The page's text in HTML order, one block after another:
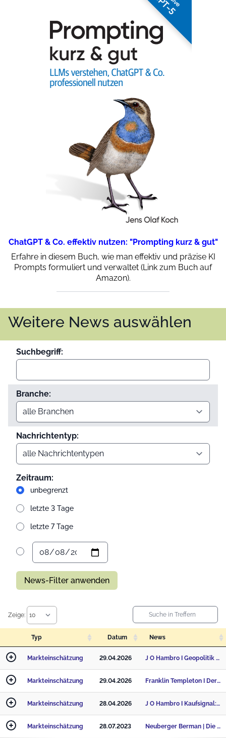
ChatGPT & Co. effektiv nutzen: "Prompting kurz & gut"
Erfahre in diesem Buch, wie man effektiv und präzise KI
Prompts formuliert und verwaltet (Link zum Buch auf
Amazon).
Weitere News auswählen
Suchbegriff:
Branche:
Nachrichtentyp:
Zeitraum:
unbegrenzt
letzte 3 Tage
letzte 7 Tage
News-Filter anwenden
Zeige:
Typ Datum News
Markteinschätzung 29.04.2026 J O Hambro I Geopolitik erzwingt ein Umdenken bei Anlegern
Markteinschätzung 29.04.2026 Franklin Templeton I Der „Korea-Discount“ schwindet – die Bewährungsprobe folgt
Markteinschätzung 28.04.2026 J O Hambro I Kaufsignal: Wenn der Pessimismus den Höhepunkt erreicht
Markteinschätzung 28.07.2023 Neuberger Berman | Die EZB greift mit ihrer Politik zu kurz!